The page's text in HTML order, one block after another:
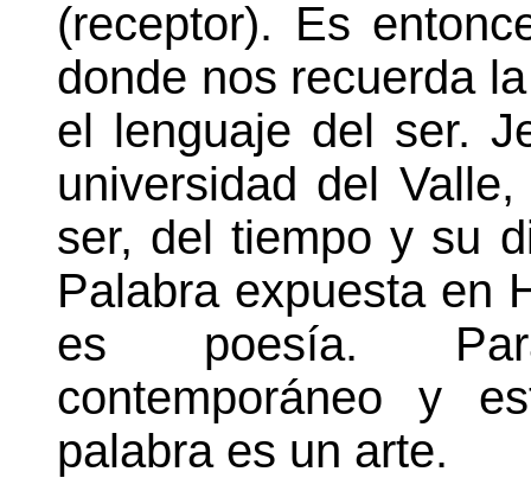
(receptor). Es
donde nos recuerda
el lenguaje del ser.
universidad del
ser, del tiempo y su
Palabra expuesta en
es poesía.
contemporáneo y
palabra es un arte.